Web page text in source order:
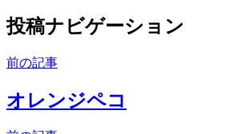
投稿ナビゲーション
前の記事
オレンジペコ